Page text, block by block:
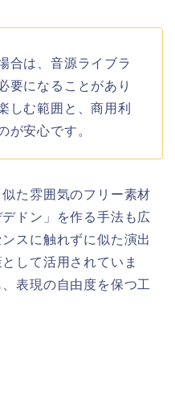
合は、音源ライブラ
要になることがあり
しむ範囲と、商用利
が安心です。
た雰囲気のフリー素材
ドン」を作る手法も広
スに触れずに似た演出
して活用されていま
表現の自由度を保つ工